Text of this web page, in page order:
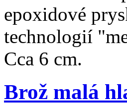
epoxidové
technologií
Cca 6 cm.
Brož malá